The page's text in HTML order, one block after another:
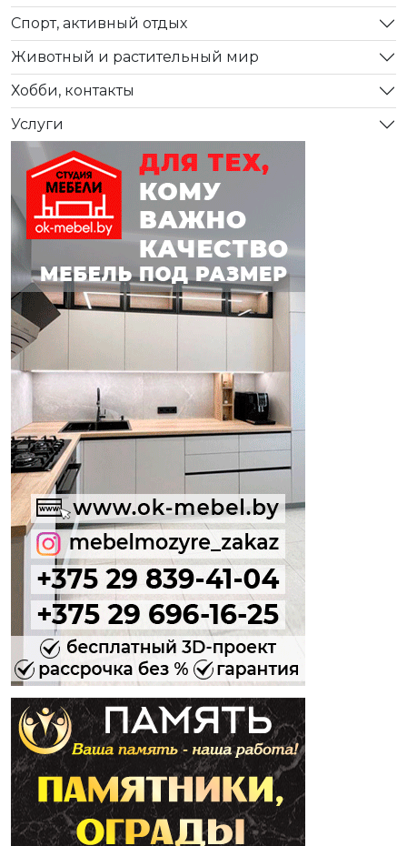
Спорт, активный отдых
Животный и растительный мир
Хобби, контакты
Услуги